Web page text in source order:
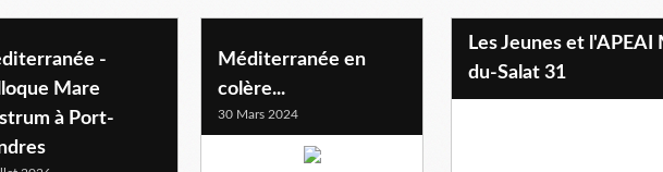
-
Mare
à Port-
Méditerranée en
colère...
30 Mars 2024
Les Jeunes et l'APEAI Mazères-
du-Salat 31